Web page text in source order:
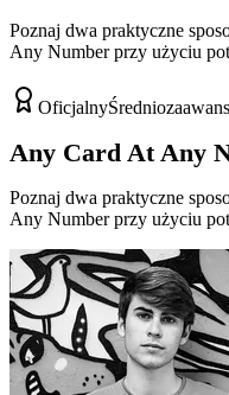
Poznaj dwa praktyczne
Any Number przy użyciu
Oficjalny
Any Card At Any
Poznaj dwa praktyczne
Any Number przy użyciu